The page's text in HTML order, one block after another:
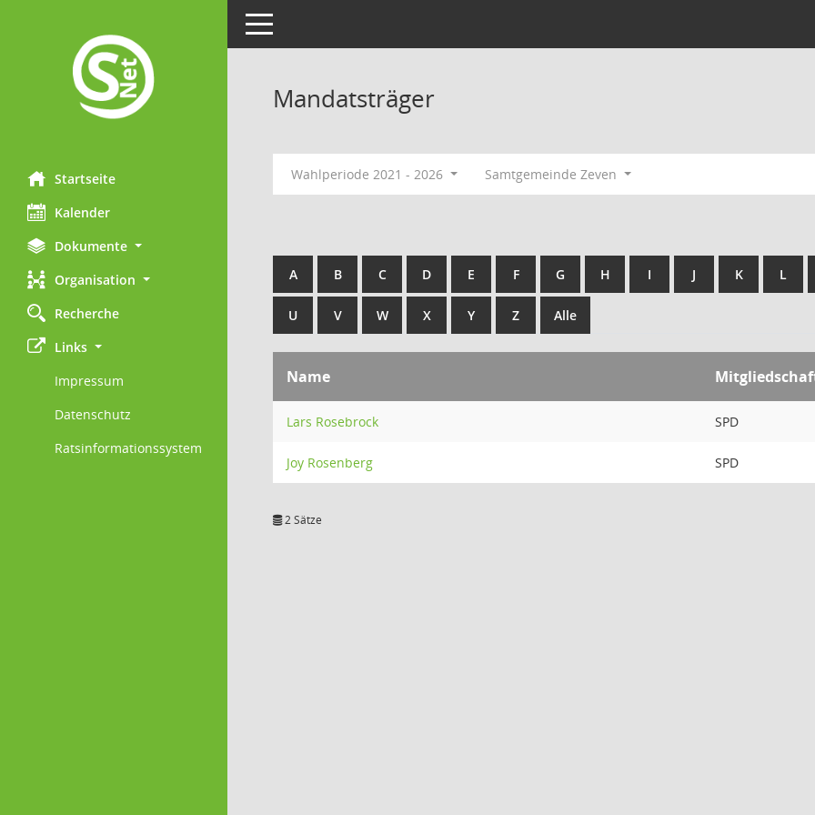
Startseite
Kalender
Dokumente
Organisation
Recherche
Links
Impressum
Datenschutz
Ratsinformationssystem
Toggle navigation
Mandatsträger
Wahlperiode 2021 - 2026 Samtgemeinde Zeven
A B C D E F G H I J K L
U V W X Y Z Alle
Name
Lars Rosebrock SPD
Joy Rosenberg SPD
2 Sätze